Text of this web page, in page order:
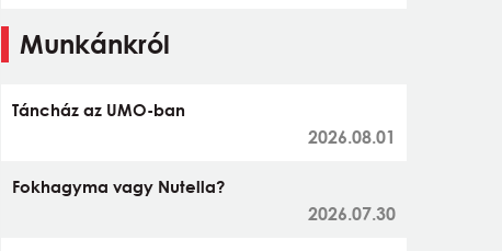
Munkánkról
Táncház az UMO-ban
2026.08.01
Fokhagyma vagy Nutella?
2026.07.30